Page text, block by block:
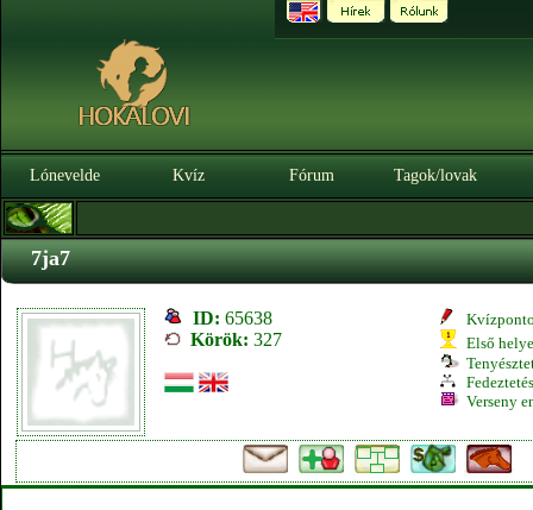
Lónevelde Kvíz Fórum Tagok/lovak
7ja7
ID: 65638
Körök: 327
Első
Verseny